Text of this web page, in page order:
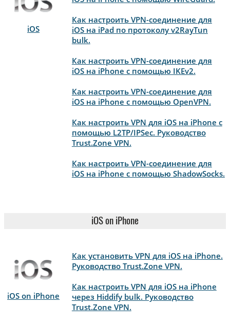
iOS
Как настроить VPN-соединение для
iOS на iPad по протоколу v2RayTun
bulk.
Как настроить VPN-соединение для
iOS на iPhone с помощью IKEv2.
Как настроить VPN-соединение для
iOS на iPhone с помощью OpenVPN.
Как настроить VPN для iOS на iPhone с
помощью L2TP/IPSec. Руководство
Trust.Zone VPN.
Как настроить VPN-соединение для
iOS на iPhone с помощью ShadowSocks.
iOS on iPhone
iOS on iPhone
Как установить VPN для iOS на iPhone.
Руководство Trust.Zone VPN.
Как настроить VPN для iOS на iPhone
через Hiddify bulk. Руководство
Trust.Zone VPN.